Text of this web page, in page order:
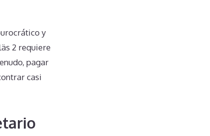
y
2 requiere
pagar
casi